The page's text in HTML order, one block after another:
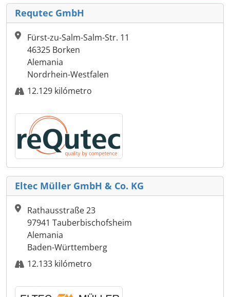
Requtec GmbH
Fürst-zu-Salm-Salm-Str. 11
46325 Borken
Alemania
Nordrhein-Westfalen
12.129 kilómetro
Eltec Müller GmbH & Co. KG
Rathausstraße 23
97941 Tauberbischofsheim
Alemania
Baden-Württemberg
12.133 kilómetro